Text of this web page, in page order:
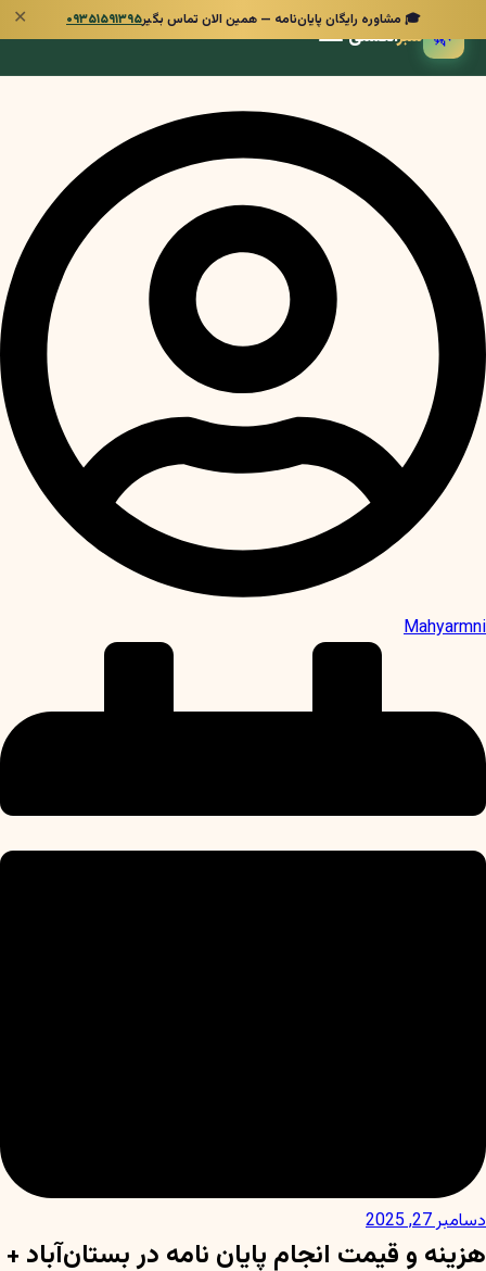
🎓 مشاوره رایگان پایان‌نامه — همین الان تماس بگیر۰۹۳۵۱۵۹۱۳۹۵ ✕
🌿 سبزانگشتی
Mahyarmni
دسامبر 27, 2025
هزینه و قیمت انجام پایان نامه در بستان‌آباد +